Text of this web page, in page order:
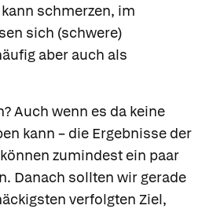
schmerzen, im
sich (schwere)
aber auch als
Auch wenn es da keine
kann – die Ergebnisse der
zumindest ein paar
Danach sollten wir gerade
verfolgten Ziel,